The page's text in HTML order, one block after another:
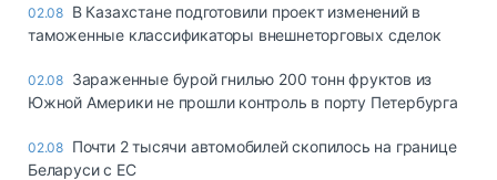
02.08 В Казахстане подготовили проект изменений в
таможенные классификаторы внешнеторговых сделок
02.08 Зараженные бурой гнилью 200 тонн фруктов из
Южной Америки не прошли контроль в порту Петербурга
02.08 Почти 2 тысячи автомобилей скопилось на границе
Беларуси с ЕС